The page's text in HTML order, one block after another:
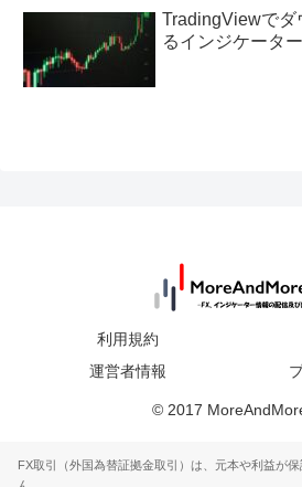
TradingViewでダ
るインジケータ
利用規約
運営者情報
© 2017
FX取引（外国為替証拠金取引）は、元本や利益が